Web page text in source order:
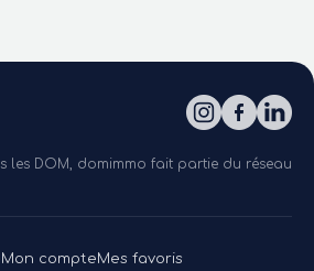
les DOM, domimmo fait partie du réseau
Mon compteMes favoris